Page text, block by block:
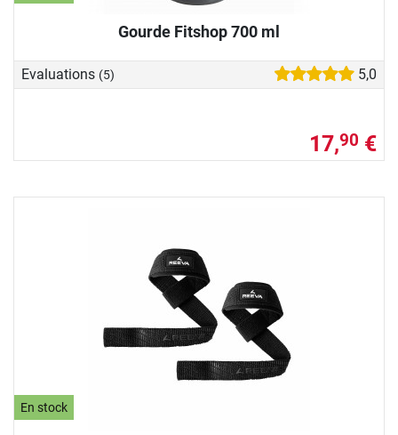
Gourde Fitshop 700 ml
Evaluations (5) 5,0
17,90 €
En stock